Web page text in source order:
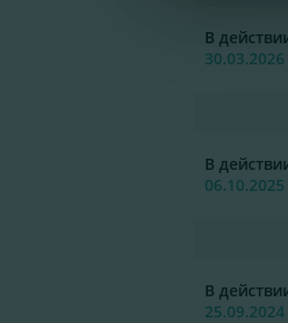
В
30.03.2026
В
06.10.2025
В
25.09.2024